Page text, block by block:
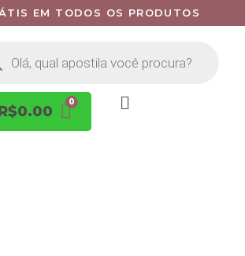
EM TODOS OS PRODUTOS
0.00